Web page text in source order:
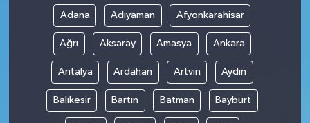
Adana Adıyaman Afyonkarahisar
Ağrı Aksaray Amasya Ankara
Antalya Ardahan Artvin Aydın
Balıkesir Bartın Batman Bayburt